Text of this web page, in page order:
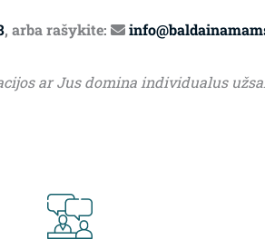
, arba rašykite:
ar Jus domina individualus